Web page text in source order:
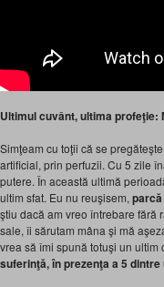
Ultimul cuvânt, ultima profeţie:
Simţeam cu toţii că se
artificial, prin perfuzii. Cu 5 zile
putere. În această ultimă
ultim sfat. Eu nu reuşisem,
ştiu dacă am vreo întrebare fără
sale, îi sărutam mâna şi mă
vrea să îmi spună totuşi un ultim
suferinţă, în prezenţa a 5